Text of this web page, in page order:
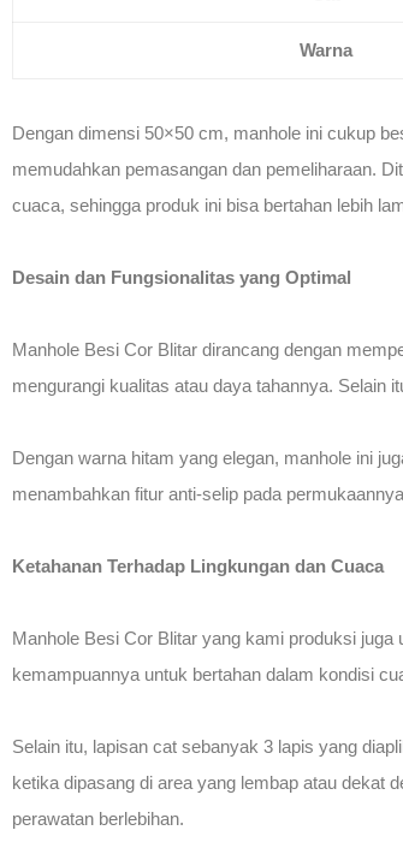
Warna
Dengan dimensi 50×50 cm, manhole ini cukup
memudahkan pemasangan dan pemeliharaan.
cuaca, sehingga produk ini bisa bertahan lebih
Desain dan Fungsionalitas yang Optimal
Manhole Besi Cor Blitar dirancang dengan
mengurangi kualitas atau daya tahannya. Selain
Dengan warna hitam yang elegan, manhole ini
menambahkan fitur anti-selip pada
Ketahanan Terhadap Lingkungan dan Cuaca
Manhole Besi Cor Blitar yang kami produksi
kemampuannya untuk bertahan dalam kondisi
Selain itu, lapisan cat sebanyak 3 lapis yang
ketika dipasang di area yang lembap atau dekat
perawatan berlebihan.